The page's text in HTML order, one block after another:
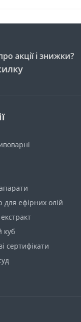
акції і знижки?
для ефірних олій
куб
сертифікати